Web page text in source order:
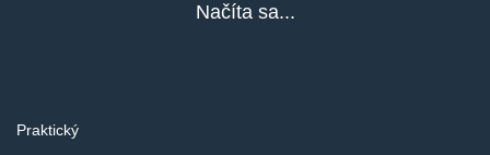
Načíta sa...
Praktický